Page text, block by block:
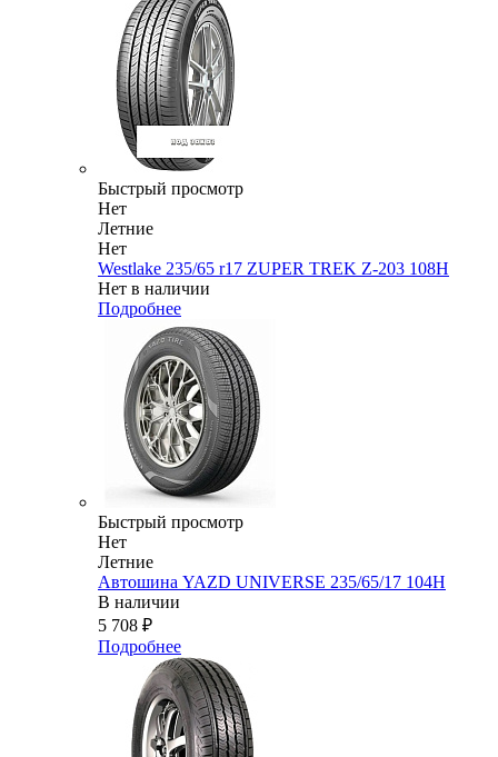
Быстрый просмотр
Нет
Летние
Нет
Westlake 235/65 r17 ZUPER TREK Z-203 108H
Нет в наличии
Подробнее
Быстрый просмотр
Нет
Летние
Автошина YAZD UNIVERSE 235/65/17 104H
В наличии
5 708 ₽
Подробнее